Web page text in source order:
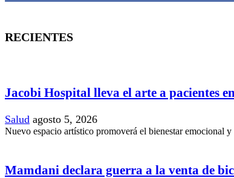
RECIENTES
Jacobi Hospital lleva el arte a pacientes
Salud agosto 5, 2026
Nuevo espacio artístico promoverá el bienestar emocional
Mamdani declara guerra a la venta de